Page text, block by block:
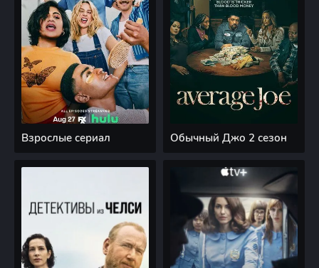
Взрослые сериал Обычный Джо 2 сезон